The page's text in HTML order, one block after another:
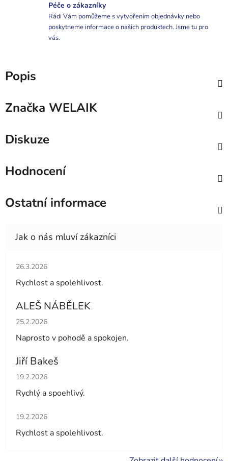
Péče o zákazníky
Rádi Vám pomůžeme s vytvořením objednávky nebo
poskytneme informace o našich produktech. Jsme tu pro
vás.
Popis
Značka WELAIK
Diskuze
Hodnocení
Ostatní informace
Hodnocení obchodu je 5 z 5 hvězdiček.
26.3.2026
Rychlost a spolehlivost.
ALEŠ NÁBĚLEK
Hodnocení obchodu je 5 z 5 hvězdiček.
25.2.2026
Naprosto v pohodě a spokojen.
Jiří Bakeš
Hodnocení obchodu je 5 z 5 hvězdiček.
19.2.2026
Rychlý a spoehlivý.
Hodnocení obchodu je 5 z 5 hvězdiček.
19.2.2026
Rychlost a spolehlivost.